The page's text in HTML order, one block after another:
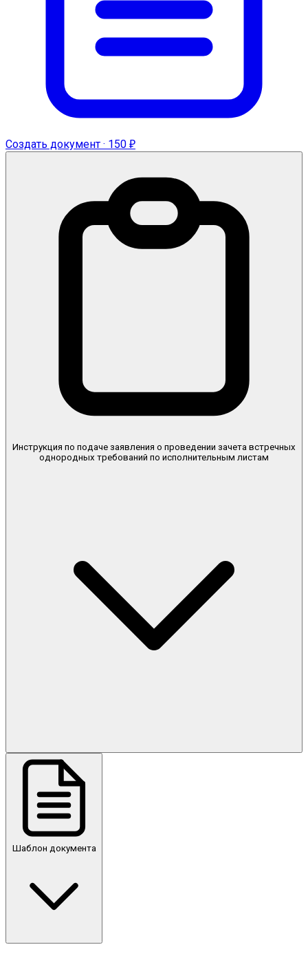
Создать документ · 150 ₽
Инструкция по подаче заявления о проведении зачета встречных
однородных требований по исполнительным листам
Шаблон документа